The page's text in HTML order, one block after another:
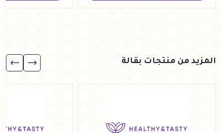
المزيد من منتجات بقالة